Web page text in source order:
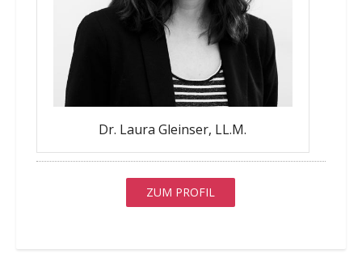
Dr. Laura Gleinser, LL.M.
ZUM PROFIL